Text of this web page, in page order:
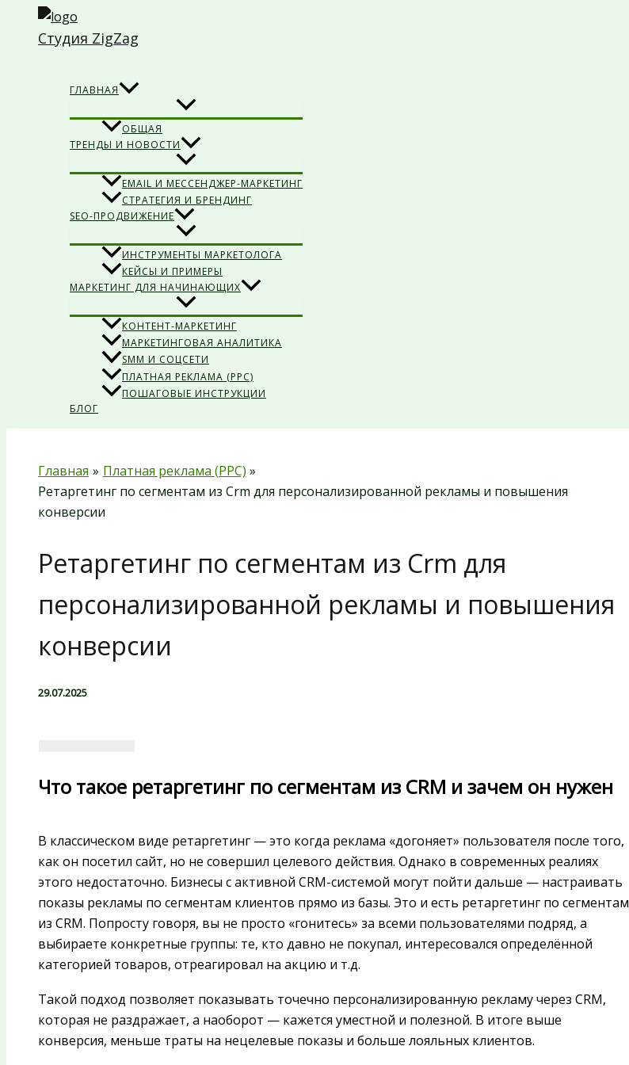
Перейти
Студия ZigZag
ГЛАВНАЯ
ОБЩАЯ
ТРЕНДЫ И НОВОСТИ
EMAIL И МЕССЕНДЖЕР-МАРКЕТИНГ
СТРАТЕГИЯ И БРЕНДИНГ
SEO-ПРОДВИЖЕНИЕ
ИНСТРУМЕНТЫ МАРКЕТОЛОГА
КЕЙСЫ И ПРИМЕРЫ
МАРКЕТИНГ ДЛЯ НАЧИНАЮЩИХ
КОНТЕНТ-МАРКЕТИНГ
МАРКЕТИНГОВАЯ АНАЛИТИКА
SMM И СОЦСЕТИ
ПЛАТНАЯ РЕКЛАМА (PPC)
ПОШАГОВЫЕ ИНСТРУКЦИИ
БЛОГ
Главная
Платная реклама (PPC)
Ретаргетинг по сегментам из Crm для персонализированной рекламы и повышения
конверсии
Ретаргетинг по сегментам из Crm для
персонализированной рекламы и повышения
конверсии
29.07.2025
Что такое ретаргетинг по сегментам из CRM и зачем он нужен
В классическом виде ретаргетинг — это когда реклама «догоняет» пользователя после того,
как он посетил сайт, но не совершил целевого действия. Однако в современных реалиях
этого недостаточно. Бизнесы с активной CRM-системой могут пойти дальше — настраивать
показы рекламы по сегментам клиентов прямо из базы. Это и есть ретаргетинг по сегментам
из CRM. Попросту говоря, вы не просто «гонитесь» за всеми пользователями подряд, а
выбираете конкретные группы: те, кто давно не покупал, интересовался определённой
категорией товаров, отреагировал на акцию и т.д.
Такой подход позволяет показывать точечно персонализированную рекламу через CRM,
которая не раздражает, а наоборот — кажется уместной и полезной. В итоге выше
конверсия, меньше траты на нецелевые показы и больше лояльных клиентов.